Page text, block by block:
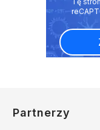
Partnerzy